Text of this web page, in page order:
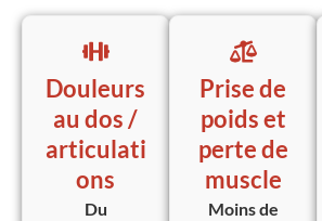
Douleurs
au dos /
articulati
ons
Du
Prise de
poids et
perte de
muscle
Moins de